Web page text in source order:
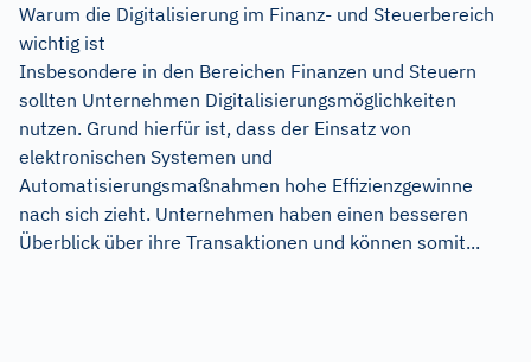
Warum die Digitalisierung im Finanz- und Steuerbereich
wichtig ist
Insbesondere in den Bereichen Finanzen und Steuern
sollten Unternehmen Digitalisierungsmöglichkeiten
nutzen. Grund hierfür ist, dass der Einsatz von
elektronischen Systemen und
Automatisierungsmaßnahmen hohe Effizienzgewinne
nach sich zieht. Unternehmen haben einen besseren
Überblick über ihre Transaktionen und können somit...